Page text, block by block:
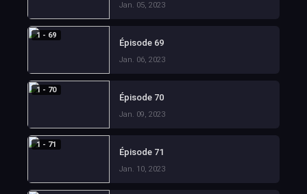
Jan. 05, 2023
1 - 69
Épisode 69
Jan. 06, 2023
1 - 70
Épisode 70
Jan. 09, 2023
1 - 71
Épisode 71
Jan. 10, 2023